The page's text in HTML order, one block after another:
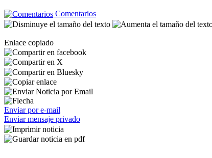
Comentarios
Enlace copiado
Enviar por e-mail
Enviar mensaje privado